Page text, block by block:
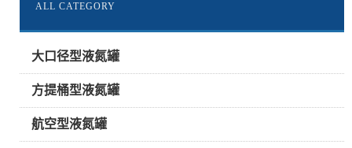
ALL CATEGORY
大口径型液氮罐
方提桶型液氮罐
航空型液氮罐